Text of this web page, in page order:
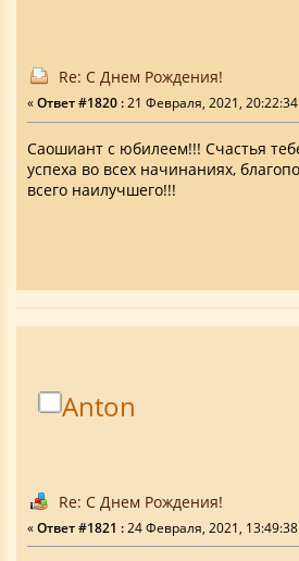
Re: С Днем Рождения!
«Ответ #1820 :21 Февраля, 2021,
Саошиант с юбилеем!!! Счастья
успеха во всех начинаниях,
всего наилучшего!!!
Anton
Re: С Днем Рождения!
«Ответ #1821 : 24 Февраля, 2021,